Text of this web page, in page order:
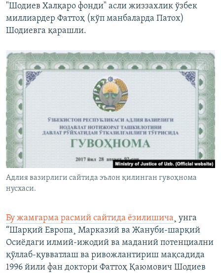
"Шодиев Халқаро фонди" асли жиззахлик ўзбек
миллиардер Фаттоҳ (кўп манбаларда Патох)
Шодиевга қарашли.
Адлия вазирлиги сайтида эълон қилинган гувоҳнома
нусхаси.
Бу жамғарма расмий сайтида ëзилишича¸ унга
“Шарқий Европа¸ Марказий ва Жануби-шарқий
Осиëдаги илмий-ижодий ва маданий потенциални
қўллаб-қувватлаш ва ривожлантириш мақсадида
1996 йили фан доктори Фаттоҳ Қаюмович Шодиев